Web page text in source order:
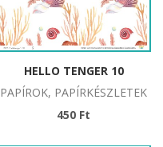
HELLO TENGER 10
PAPÍROK, PAPÍRKÉSZLETEK
450 Ft